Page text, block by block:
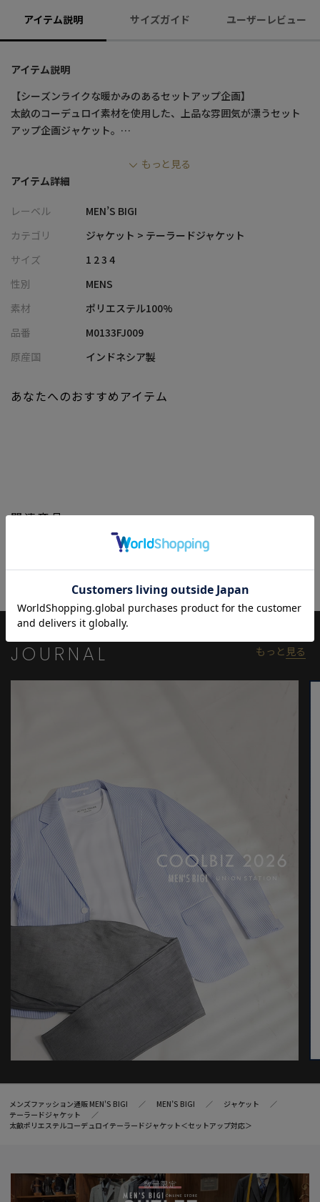
アイテム説明 サイズガイド ユーザーレビュー
アイテム説明
【シーズンライクな暖かみのあるセットアップ企画】
太畝のコーデュロイ素材を使用した、上品な雰囲気が漂うセット
アップ企画ジャケット。
使用した素材はストレッチ性に優れており、柔らかく快適な着心
地を実現しています。
出し、高級感があります。
デザインは、シングルブレストの2つボタン仕様で、スリムなシル
エットが特徴的です。
が備わっており、実用性も兼ね備えています。
カラーは、落ち着いたトーンのものと華やかなキャメル色を用
様々なコーディネートに合わせやすいアイテムです。
カジュアルなカットソーからきれい目なシャツまで、テイストを
【カラー】
清潔感漂う柔らかな印象の「ホワイト」
こなれ感と華やかさを兼ね備えた「キャメル」
スタイリングをワンランクアップさせる「ブラック」
モデル 身長184cm 胸囲95cm ウエスト78cm ヒップ94cm 着用サ
イズ：03（L）
※照明・光の加減、PCやスマートフォンなどの環境により、製品
と画像のカラーの見え方が異なる場合がございます。
※画像はサンプルのため、色味やサイズ等の仕様が変更になる場
合がございます。
※サイズは弊社規定の採寸によって記載しておりますが、若干の
個体差が生じる場合がございます。
もっと見る
アイテム詳細
レーベル
MEN’S BIGI
カテゴリ
ジャケット > テーラードジャケット
サイズ
1 2 3 4
性別
MENS
素材
ポリエステル100%
品番
M0133FJ009
原産国
インドネシア製
関連商品
あなたへのおすすめアイテム
JOURNAL もっと 見る
メンズファッション通販 MEN'S BIGI MEN’S BIGI
ジャケット
テーラードジャケット
太畝ポリエステルコーデュロイテーラードジャケット＜セットアップ対応＞